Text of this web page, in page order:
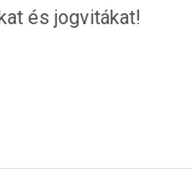
és jogvitákat!